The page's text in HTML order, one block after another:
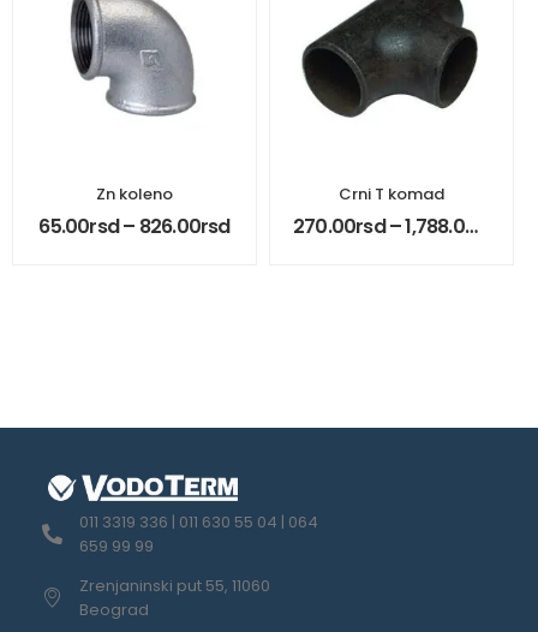
Zn koleno
65.00rsd– 826.00rsd
Crni T komad
270.00rsd–1,788.00 rsd
011 3319 336 | 011 630 55 04 | 064
659 99 99
Zrenjaninski put 55, 11060
Beograd